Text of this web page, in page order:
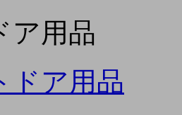
ア用品
ドア用品